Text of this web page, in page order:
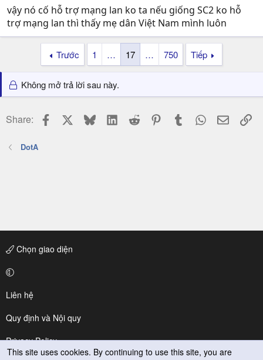
vậy nó cố hỗ trợ mạng lan ko ta nếu giống SC2 ko hỗ
trợ mạng lan thì thấy mẹ dân Việt Nam mình luôn
Trước 1 … 17 … 750 Tiếp
Không mở trả lời sau này.
Share: Facebook BlueskyLinkedIn
Reddit PinterestTumblr WhatsApp
Email
DotA
Chọn giao diện
Liên hệ
Quy định và Nội quy
Privacy Policy
This site uses cookies. By continuing to use this site, you are